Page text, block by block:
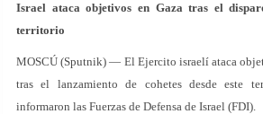
Israel ataca objetivos en Gaza tras el
territorio
MOSCÚ (Sputnik) — El Ejercito israelí ataca
tras el lanzamiento de cohetes desde este
informaron las Fuerzas de Defensa de Israel (FDI).